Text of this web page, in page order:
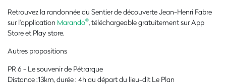
Retrouvez la randonnée du Sentier de découverte Jean-Henri Fabre
sur l'application Marando®, téléchargeable gratuitement sur App
Store et Play store.
Autres propositions
PR 6 - Le souvenir de Pétrarque
Distance :13km, durée : 4h au départ du lieu-dit Le Plan